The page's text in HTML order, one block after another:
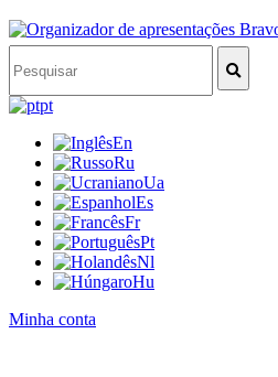
pt
En
Ru
Ua
Es
Fr
Pt
Nl
Hu
Minha conta